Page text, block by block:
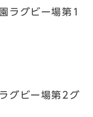
ラグビー場第1
グビー場第2グ